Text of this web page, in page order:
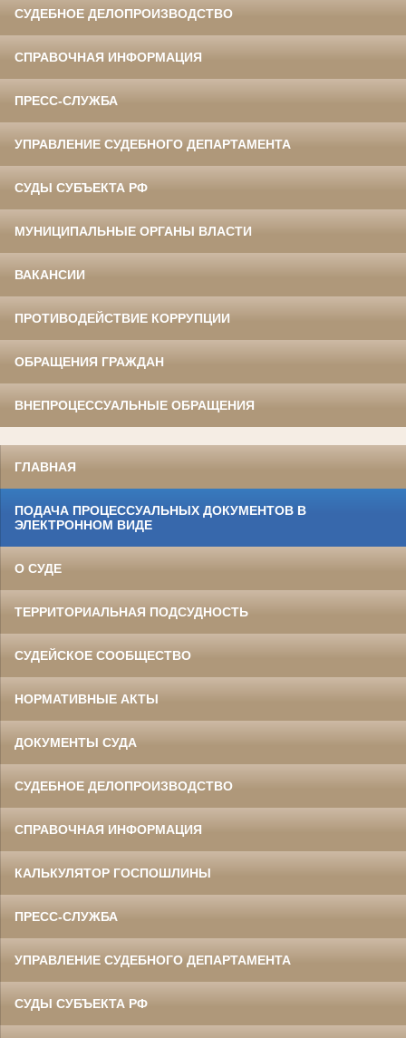
СУДЕБНОЕ ДЕЛОПРОИЗВОДСТВО
СПРАВОЧНАЯ ИНФОРМАЦИЯ
ПРЕСС-СЛУЖБА
УПРАВЛЕНИЕ СУДЕБНОГО ДЕПАРТАМЕНТА
СУДЫ СУБЪЕКТА РФ
МУНИЦИПАЛЬНЫЕ ОРГАНЫ ВЛАСТИ
ВАКАНСИИ
ПРОТИВОДЕЙСТВИЕ КОРРУПЦИИ
ОБРАЩЕНИЯ ГРАЖДАН
ВНЕПРОЦЕССУАЛЬНЫЕ ОБРАЩЕНИЯ
ГЛАВНАЯ
ПОДАЧА ПРОЦЕССУАЛЬНЫХ ДОКУМЕНТОВ В
ЭЛЕКТРОННОМ ВИДЕ
О СУДЕ
ТЕРРИТОРИАЛЬНАЯ ПОДСУДНОСТЬ
СУДЕЙСКОЕ СООБЩЕСТВО
НОРМАТИВНЫЕ АКТЫ
ДОКУМЕНТЫ СУДА
СУДЕБНОЕ ДЕЛОПРОИЗВОДСТВО
СПРАВОЧНАЯ ИНФОРМАЦИЯ
КАЛЬКУЛЯТОР ГОСПОШЛИНЫ
ПРЕСС-СЛУЖБА
УПРАВЛЕНИЕ СУДЕБНОГО ДЕПАРТАМЕНТА
СУДЫ СУБЪЕКТА РФ